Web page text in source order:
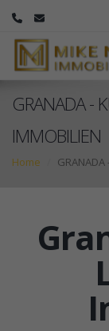
GRANADA -
IMMOBILIEN
Home GRANADA